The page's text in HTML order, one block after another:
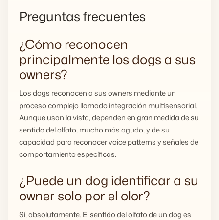
Preguntas frecuentes
¿Cómo reconocen
principalmente los dogs a sus
owners?
Los dogs reconocen a sus owners mediante un
proceso complejo llamado integración multisensorial.
Aunque usan la vista, dependen en gran medida de su
sentido del olfato, mucho más agudo, y de su
capacidad para reconocer voice patterns y señales de
comportamiento específicas.
¿Puede un dog identificar a su
owner solo por el olor?
Sí, absolutamente. El sentido del olfato de un dog es